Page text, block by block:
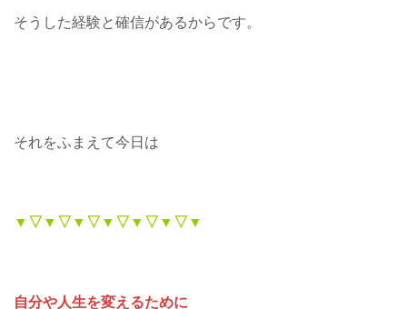
そうした経験と確信があるからです。
それをふまえて今日は
▼▽▼▽▼▽▼▽▼▽▼▽▼
自分や人生を変えるために